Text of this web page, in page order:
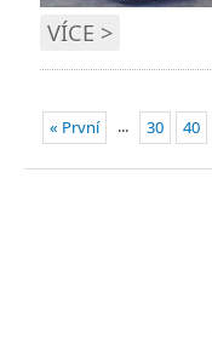
VÍCE >
« První ... 30 40